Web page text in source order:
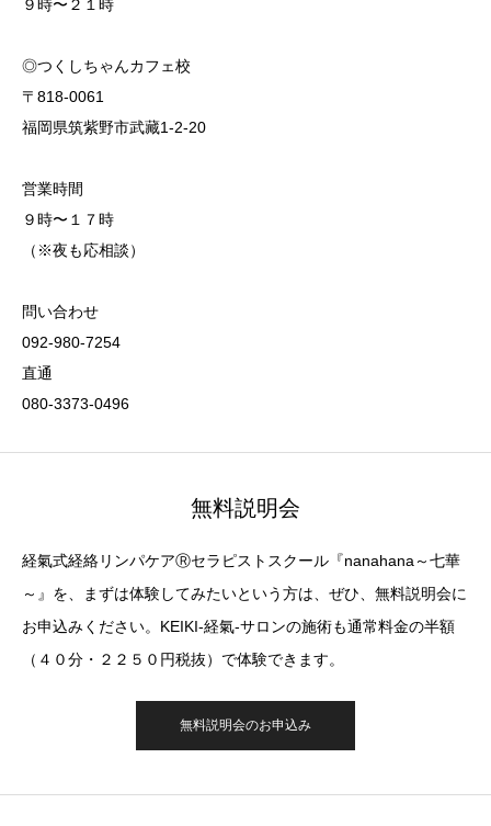
９時〜２１時
◎つくしちゃんカフェ校
〒818-0061
福岡県筑紫野市武藏1-2-20
営業時間
９時〜１７時
（※夜も応相談）
問い合わせ
092-980-7254
直通
080-3373-0496
無料説明会
経氣式経絡リンパケアⓇセラピストスクール『nanahana～七華
～』を、まずは体験してみたいという方は、ぜひ、無料説明会に
お申込みください。KEIKI-経氣-サロンの施術も通常料金の半額
（４０分・２２５０円税抜）で体験できます。
無料説明会のお申込み